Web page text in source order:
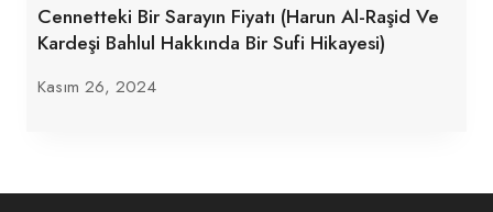
Cennetteki Bir Sarayın Fiyatı (Harun Al-Raşid Ve
Kardeşi Bahlul Hakkında Bir Sufi Hikayesi)
Kasım 26, 2024